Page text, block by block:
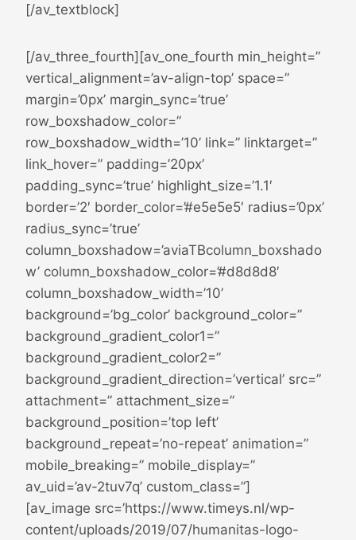
[/av_textblock]
[/av_three_fourth][av_one_fourth min_height=”
vertical_alignment=’av-align-top’ space=”
margin=’0px’ margin_sync=’true’
row_boxshadow_color=”
row_boxshadow_width=’10’ link=” linktarget=”
link_hover=” padding=’20px’
padding_sync=’true’ highlight_size=’1.1′
border=’2′ border_color=’#e5e5e5′ radius=’0px’
radius_sync=’true’
column_boxshadow=’aviaTBcolumn_boxshado
w’ column_boxshadow_color=’#d8d8d8′
column_boxshadow_width=’10’
background=’bg_color’ background_color=”
background_gradient_color1=”
background_gradient_color2=”
background_gradient_direction=’vertical’ src=”
attachment=” attachment_size=”
background_position=’top left’
background_repeat=’no-repeat’ animation=”
mobile_breaking=” mobile_display=”
av_uid=’av-2tuv7q’ custom_class=”]
[av_image src=’https://www.timeys.nl/wp-
content/uploads/2019/07/humanitas-logo-